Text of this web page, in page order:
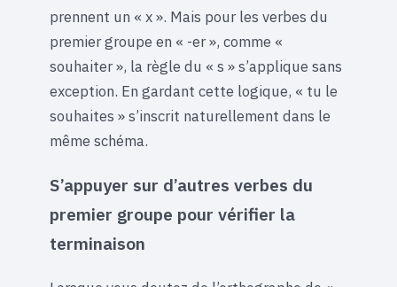
prennent un « x ». Mais pour les verbes du
premier groupe en « -er », comme «
souhaiter », la règle du « s » s’applique sans
exception. En gardant cette logique, « tu le
souhaites » s’inscrit naturellement dans le
même schéma.
S’appuyer sur d’autres verbes du
premier groupe pour vérifier la
terminaison